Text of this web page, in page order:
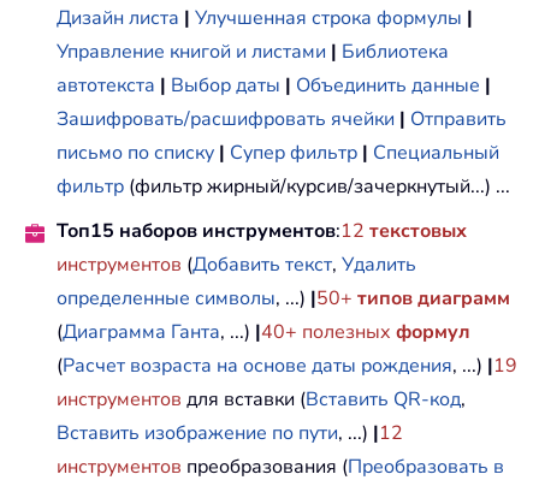
Дизайн листа | Улучшенная строка формулы |
Управление книгой и листами | Библиотека
автотекста | Выбор даты | Объединить данные |
Зашифровать/расшифровать ячейки | Отправить
письмо по списку | Супер фильтр | Специальный
фильтр (фильтр жирный/курсив/зачеркнутый...) ...
Топ15 наборов инструментов:12 текстовых
инструментов (Добавить текст, Удалить
определенные символы, ...) |50+ типов диаграмм
(Диаграмма Ганта, ...) |40+ полезных формул
(Расчет возраста на основе даты рождения, ...) |19
инструментов для вставки (Вставить QR-код,
Вставить изображение по пути, ...) |12
инструментов преобразования (Преобразовать в